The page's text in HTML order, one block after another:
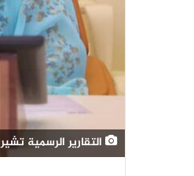
التقارير الرسمية